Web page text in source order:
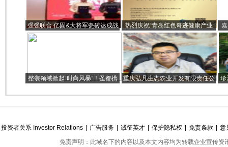
强强联合 亿固&大将军瓷砖达成战
热烈庆祝“青岛红色奇迹健康产业
有限公司”首播圆满成功
整装领域掀起“时尚风暴”！圣都携
重庆弘凡生态农业开发有限责任公
珍
投资者关系 Investor Relations 广告服务 诚征英才 保护隐私权 免责条款
意
免责声明：此域名下的内容以及本文内容均为转载企业宣传